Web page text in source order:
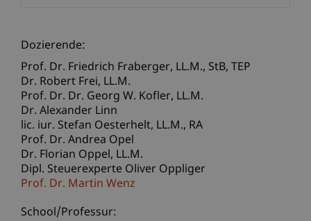
Dozierende:
Prof. Dr. Friedrich Fraberger LL.M., StB, TEP
Dr. Robert Frei LL.M.
Prof. Dr. Dr. Georg W. Kofler LL.M.
Dr. Alexander Linn
lic. iur. Stefan Oesterhelt LL.M., RA
Prof. Dr. Andrea Opel
Dr. Florian Oppel LL.M.
Dipl. Steuerexperte Oliver Oppliger
Prof. Dr. Martin Wenz
School/Professur: